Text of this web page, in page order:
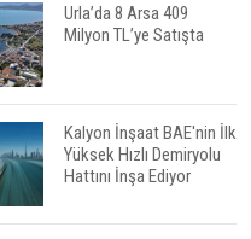
Urla’da 8 Arsa 409
Milyon TL’ye Satışta
Kalyon İnşaat BAE'nin İlk
Yüksek Hızlı Demiryolu
Hattını İnşa Ediyor